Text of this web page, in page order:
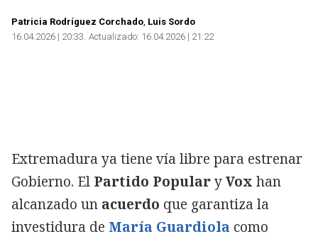
Patricia Rodríguez Corchado Luis Sordo
16.04.2026 | 20:33 Actualizado: 16.04.2026 | 21:22
Extremadura ya tiene vía libre para estrenar
Gobierno. El Partido PopularyVox han
alcanzado un acuerdo que garantiza la
investidura de María Guardiola como